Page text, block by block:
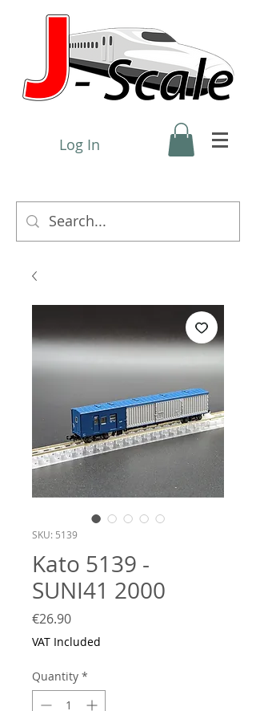
Log In
SKU: 5139
Kato 5139 -
SUNI41 2000
€26.90Price
VAT Included
Quantity *